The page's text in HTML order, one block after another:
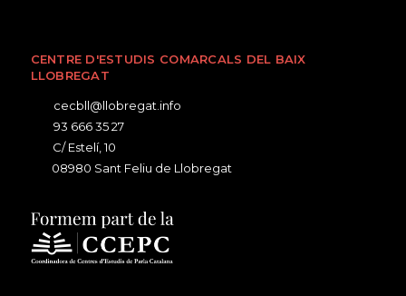
CENTRE D'ESTUDIS COMARCALS DEL BAIX
LLOBREGAT
cecbll@llobregat.info
93 666 35 27
C/ Estelí, 10
08980 Sant Feliu de Llobregat